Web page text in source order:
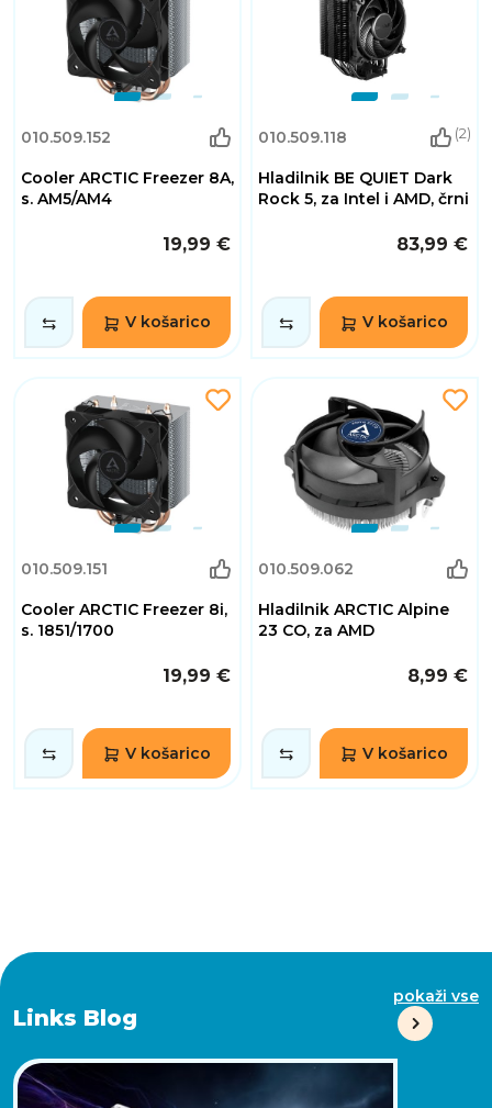
010.509.152
Cooler ARCTIC Freezer 8A,
s. AM5/AM4
19,99 €
V košarico
010.509.118 (2)
Hladilnik BE QUIET Dark
Rock 5, za Intel i AMD, črni
83,99 €
V košarico
010.509.151
Cooler ARCTIC Freezer 8i,
s. 1851/1700
19,99 €
V košarico
010.509.062
Hladilnik ARCTIC Alpine
23 CO, za AMD
8,99 €
V košarico
Links Blog
pokaži vse